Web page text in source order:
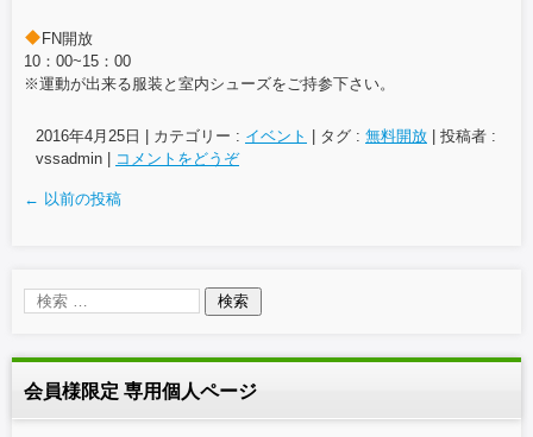
FN開放
10：00~15：00
※運動が出来る服装と室内シューズをご持参下さい。
2016年4月25日 | カテゴリー : イベント | タグ : 無料開放 | 投稿者 :
vssadmin | コメントをどうぞ
← 以前の投稿
会員様限定 専用個人ページ